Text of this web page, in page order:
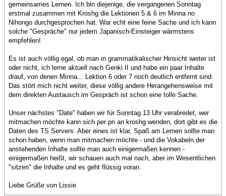
gemeinsames Lernen. Ich bin diejenige, die vergangenen Sonntag
erstmal zusammen mit Kroshg die Lektionen 5 & 6 im Minna no
Nihongo durchgesprochen hat. War echt eine feine Sache und ich kann
solche "Gespräche" nur jedem Japanisch-Einsteiger wärmstens
empfehlen!
Es ist auch völlig egal, ob man in grammatikalischer Hinsicht weiter ist
oder nicht, ich lerne aktuell nach Genki II und habe ein paar Inhalte
drauf, von denen Minna... Lektion 6 oder 7 noch deutlich entfernt sind.
Das stört mich nicht weiter, diese völlig andere Herangehensweise mit
dem direkten Austausch im Gespräch ist schon eine tolle Sache.
Unser nächstes "Date" haben wir für Sonntag 13 Uhr verabredet, wer
mitmachen möchte kann sich per pn an kroshg wenden, dort gibt es die
Daten des TS Servers. Aber eines ist klar, Spaß am Lernen sollte man
schon haben, wenn man mitmachen möchte - und die Vokabeln der
anstehenden Inhalte sollte man auch einigermaßen kennen -
einigermaßen heißt, wir schauen auch mal nach, aber im Wesentlichen
"sitzen" die Inhalte und es geht flüssig voran.
Liebe Grüße von Lissie